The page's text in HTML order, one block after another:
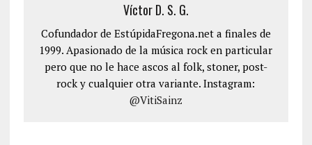
Víctor D. S. G.
Cofundador de EstúpidaFregona.net a finales de
1999. Apasionado de la música rock en particular
pero que no le hace ascos al folk, stoner, post-
rock y cualquier otra variante. Instagram:
@VitiSainz